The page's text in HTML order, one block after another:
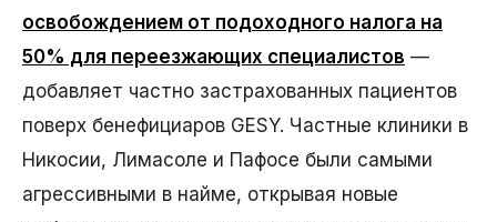
освобождением от подоходного налога на
50% для переезжающих специалистов —
добавляет частно застрахованных пациентов
поверх бенефициаров GESY. Частные клиники в
Никосии, Лимасоле и Пафосе были самыми
агрессивными в найме, открывая новые